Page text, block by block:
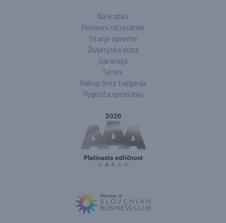
Na kratko
Poslovni računalniki
Stanje opreme
Življenjska doba
Garancija
Servis
Nakup brez tveganja
Pogosta vprašanja